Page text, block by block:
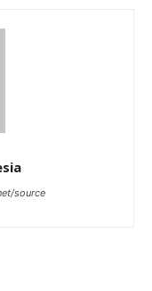
source